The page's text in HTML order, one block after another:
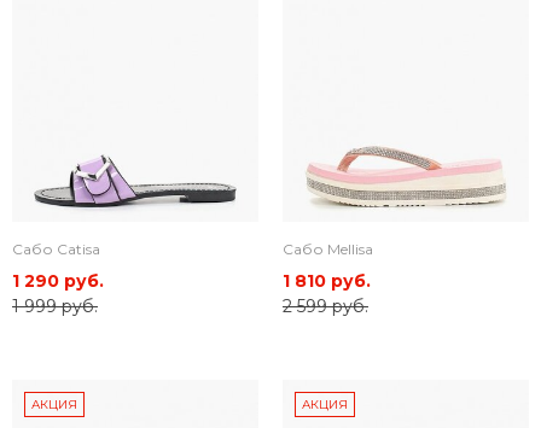
Сабо Catisa
1 290 руб.
1 999 руб.
Сабо Mellisa
1 810 руб.
2 599 руб.
АКЦИЯ АКЦИЯ